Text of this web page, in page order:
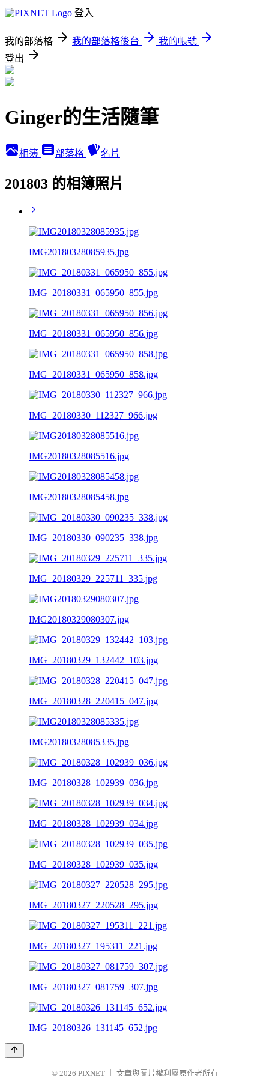
登入
我的部落格 我的部落格後台
我的帳號
登出
Ginger的生活隨筆
相簿 部落格 名片
201803 的相簿照片
IMG20180328085935.jpg
IMG_20180331_065950_855.jpg
IMG_20180331_065950_856.jpg
IMG_20180331_065950_858.jpg
IMG_20180330_112327_966.jpg
IMG20180328085516.jpg
IMG20180328085458.jpg
IMG_20180330_090235_338.jpg
IMG_20180329_225711_335.jpg
IMG20180329080307.jpg
IMG_20180329_132442_103.jpg
IMG_20180328_220415_047.jpg
IMG20180328085335.jpg
IMG_20180328_102939_036.jpg
IMG_20180328_102939_034.jpg
IMG_20180328_102939_035.jpg
IMG_20180327_220528_295.jpg
IMG_20180327_195311_221.jpg
IMG_20180327_081759_307.jpg
IMG_20180326_131145_652.jpg
© 2026 PIXNET 文章與圖片權利屬原作者所有